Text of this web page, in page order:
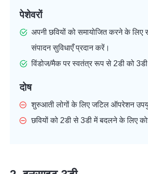
पेशेवरों
अपनी छवियों को समायोजित करने के लिए
संपादन सुविधाएँ प्रदान करें।
विंडोज/मैक पर स्वतंत्र रूप से 2डी को
दोष
शुरुआती लोगों के लिए जटिल ऑपरेशन
छवियों को 2डी से 3डी में बदलने के लिए